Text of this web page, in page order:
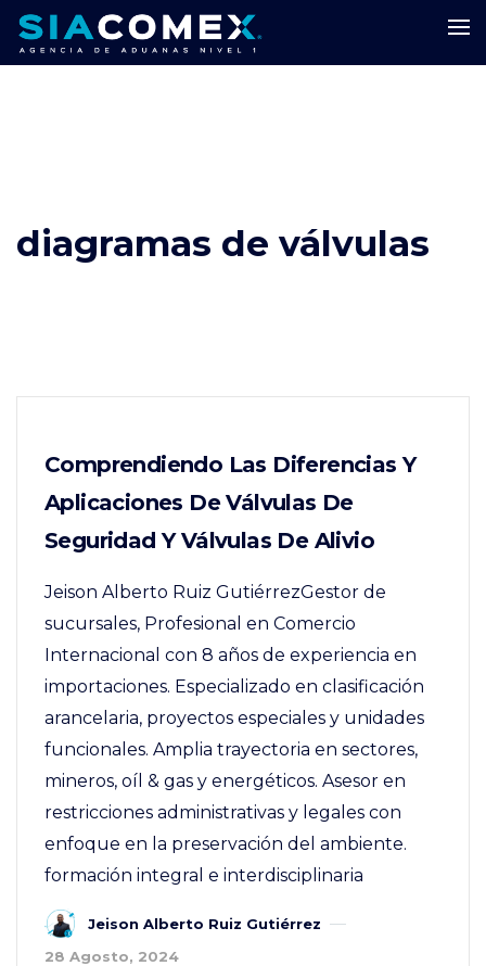
diagramas de válvulas
Comprendiendo Las Diferencias Y
Aplicaciones De Válvulas De
Seguridad Y Válvulas De Alivio
Jeison Alberto Ruiz GutiérrezGestor de
sucursales, Profesional en Comercio
Internacional con 8 años de experiencia en
importaciones. Especializado en clasificación
arancelaria, proyectos especiales y unidades
funcionales. Amplia trayectoria en sectores,
mineros, oíl & gas y energéticos. Asesor en
restricciones administrativas y legales con
enfoque en la preservación del ambiente.
formación integral e interdisciplinaria
Jeison Alberto Ruiz Gutiérrez
28 Agosto, 2024